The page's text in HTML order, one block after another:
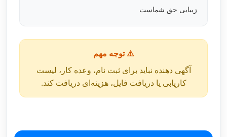
زیبایی حق شماست
⚠️ توجه مهم
آگهی دهنده نباید برای ثبت نام، وعده کار، لیست
کاریابی یا دریافت فایل، هزینه‌ای دریافت کند.